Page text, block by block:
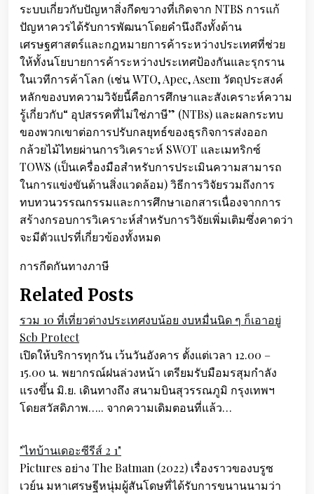
ระบบเกี่ยวกับปัญหาสิ่งกีดขวางที่เกิดจาก NTBS การแก้
ปัญหาควรได้รับการพัฒนาโดยคำนึงถึงทั้งด้าน
เศรษฐศาสตร์และกฎหมายการค้าระหว่างประเทศที่ช่วย
ให้ทั้งนโยบายการค้าระหว่างประเทศป้องกันและรุกราน
ในเวทีการค้าโลก (เช่น WTO, Apec, Asem วัตถุประสงค์
หลักของบทความวิจัยนี้คือการศึกษาและสังเคราะห์ความ
รู้เกี่ยวกับ“ อุปสรรคที่ไม่ใช่ภาษี” (NTBs) และผลกระทบ
ของพวกเขาต่อการปรับกลยุทธ์ของธุรกิจการส่งออก
กล้วยไม้ไทยผ่านการวิเคราะห์ SWOT และเมทริกซ์
TOWS (เป็นเครื่องมือสำหรับการประเมินความสามารถ
ในการแข่งขันด้านสิ่งแวดล้อม) วิธีการวิจัยรวมถึงการ
ทบทวนวรรณกรรมและการศึกษาเอกสารเนื่องจากการ
สร้างกรอบการวิเคราะห์สำหรับการวิจัยเพิ่มเติมซึ่งคาดว่า
จะมีตัวแปรที่เกี่ยวข้องทั้งหมด
การกีดกันทางภาษี
Related Posts
รวม 10 ที่เที่ยวต่างประเทศงบน้อย งบหมื่นนิด ๆ ก็เอาอยู่
Scb Protect
เปิดให้บริการทุกวัน เว้นวันอังคาร ตั้งแต่เวลา 12.00 –
15.00 น. พยากรณ์ฝนล่วงหน้า เตรียมรับมือมรสุมกำลัง
แรงขึ้น มิ.ย. เดินทางถึง สนามบินสุวรรณภูมิ กรุงเทพฯ
โดยสวัสดิภาพ….. จากความเดิมตอนที่แล้ว…
"ไทบ้านเดอะซีรีส์ 2 1"
Pictures อย่าง The Batman (2022) เรื่องราวของบรูซ
เวย์น มหาเศรษฐีหนุ่มผู้สันโดษที่ได้รับการขนานนามว่า